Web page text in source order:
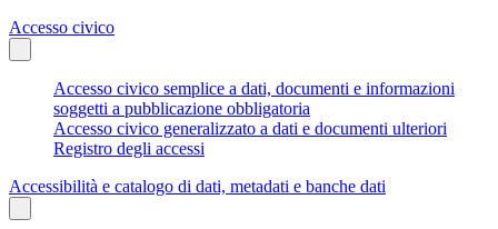
Accesso civico
Accesso civico semplice a dati, documenti e informazioni
soggetti a pubblicazione obbligatoria
Accesso civico generalizzato a dati e documenti ulteriori
Registro degli accessi
Accessibilità e catalogo di dati, metadati e banche dati